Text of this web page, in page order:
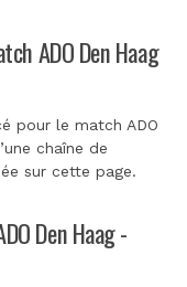
ADO Den Haag
pour le match ADO
chaîne de
sur cette page.
Den Haag -